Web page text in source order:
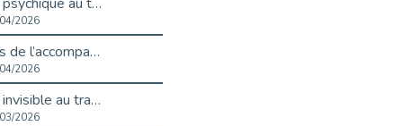
2026
Avril, mois de l’accompagnement dans l’emploi avec Cap emploi.
2026
Handicap invisible au travail : se taire ou parler? - vidéo
2026